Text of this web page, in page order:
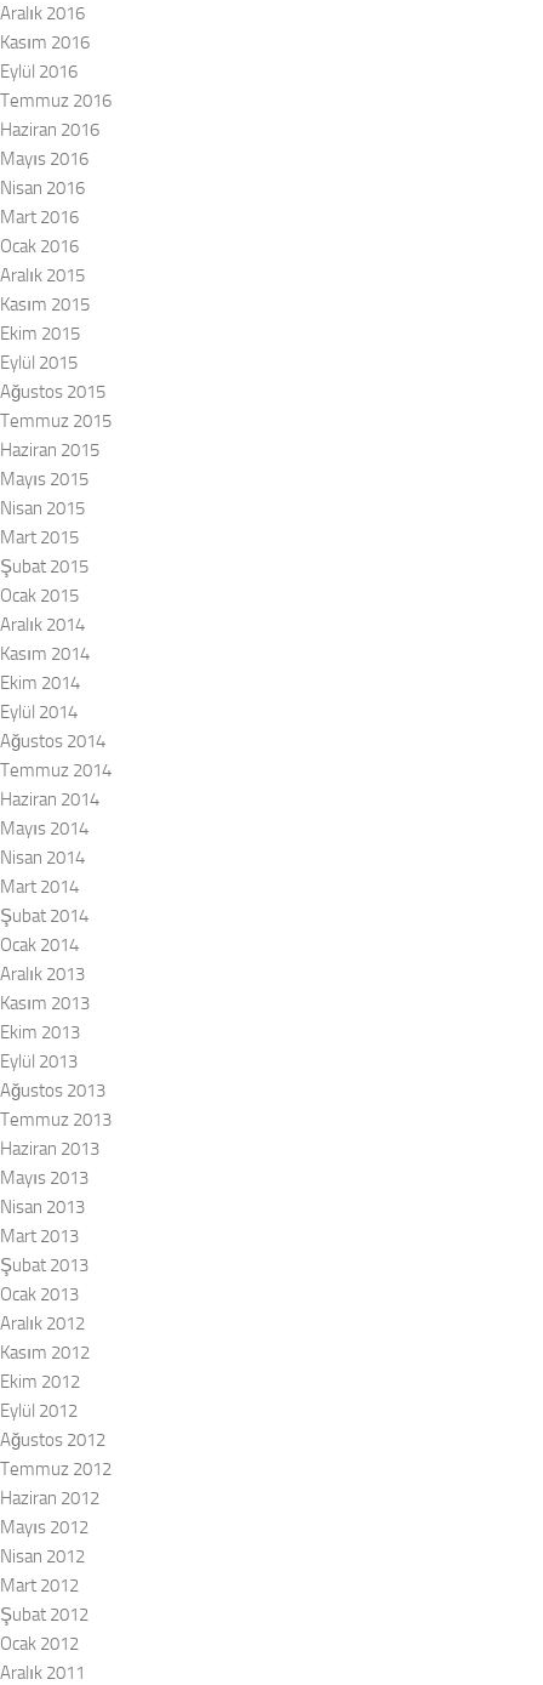
Aralık 2016
Kasım 2016
Eylül 2016
Temmuz 2016
Haziran 2016
Mayıs 2016
Nisan 2016
Mart 2016
Ocak 2016
Aralık 2015
Kasım 2015
Ekim 2015
Eylül 2015
Ağustos 2015
Temmuz 2015
Haziran 2015
Mayıs 2015
Nisan 2015
Mart 2015
Şubat 2015
Ocak 2015
Aralık 2014
Kasım 2014
Ekim 2014
Eylül 2014
Ağustos 2014
Temmuz 2014
Haziran 2014
Mayıs 2014
Nisan 2014
Mart 2014
Şubat 2014
Ocak 2014
Aralık 2013
Kasım 2013
Ekim 2013
Eylül 2013
Ağustos 2013
Temmuz 2013
Haziran 2013
Mayıs 2013
Nisan 2013
Mart 2013
Şubat 2013
Ocak 2013
Aralık 2012
Kasım 2012
Ekim 2012
Eylül 2012
Ağustos 2012
Temmuz 2012
Haziran 2012
Mayıs 2012
Nisan 2012
Mart 2012
Şubat 2012
Ocak 2012
Aralık 2011